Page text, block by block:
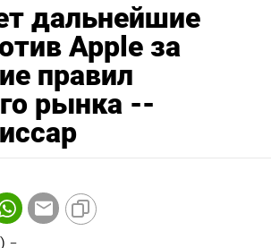
дальнейшие
Apple за
правил
рынка --
-